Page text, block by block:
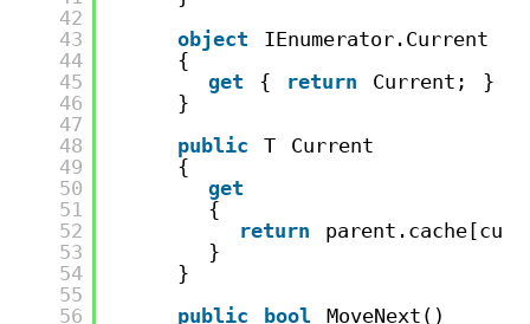
42
43
44
45
46
47
48
49
50
51
52
53
54
55
56
object
IEnumerator.Current
{
get
{ return
Current; }
}
public
T Current
{
get
{
return
}
}
public
bool
MoveNext()